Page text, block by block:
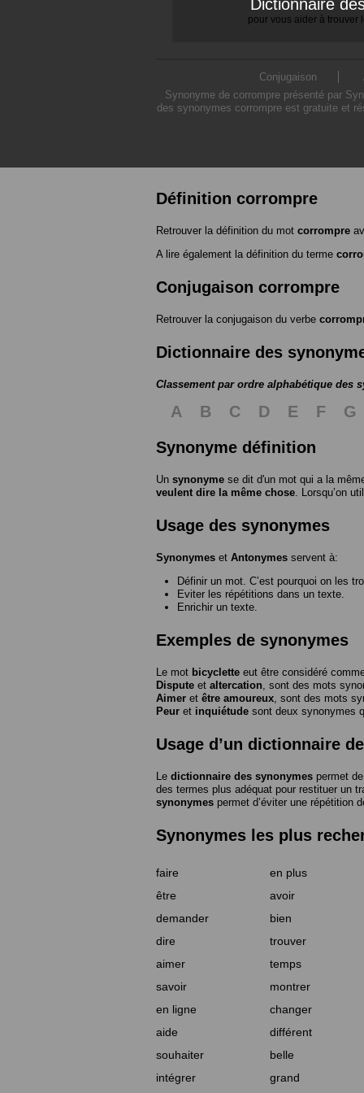
Dictionnaire
pour vous aider à trouver
Conjugaison
Synonyme de corrompre présenté par
des synonymes corrompre est gratuite et
Définition corrompre
Retrouver la définition du mot corrompre
A lire également la définition du terme
Conjugaison corrompre
Retrouver la conjugaison du verbe
Dictionnaire des
Classement par ordre alphabétique des
A B C D E F G
Synonyme définition
Un synonyme se dit d'un mot qui a la
veulent dire la même chose. Lorsqu’on
Usage des synonymes
Synonymes et Antonymes servent à:
Définir un mot. C’est pourquoi on les
Eviter les répétitions dans un texte.
Enrichir un texte.
Exemples de synonymes
Le mot bicyclette eut être considéré
Dispute et altercation, sont des mots
Aimer et être amoureux, sont des mots
Peur et inquiétude sont deux synonymes
Usage d’un dictionnaire
Le dictionnaire des synonymes permet
des termes plus adéquat pour restituer un
synonymes permet d’éviter une répétition
Synonymes les plus
faire en plus
être
avoir
demander
bien
dire
trouver
aimer
temps
savoir
montrer
en ligne
changer
aide
différent
souhaiter
belle
intégrer
grand